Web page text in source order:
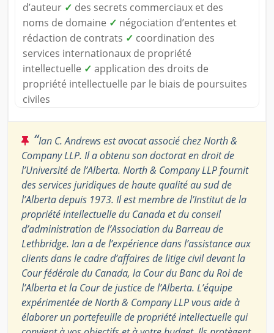
d’auteur ✓ des secrets commerciaux et des
noms de domaine ✓ négociation d’ententes et
rédaction de contrats ✓ coordination des
services internationaux de propriété
intellectuelle ✓ application des droits de
propriété intellectuelle par le biais de poursuites
civiles
“Ian C. Andrews est avocat associé chez North &
Company LLP. Il a obtenu son doctorat en droit de
l’Université de l’Alberta. North & Company LLP fournit
des services juridiques de haute qualité au sud de
l’Alberta depuis 1973. Il est membre de l’Institut de la
propriété intellectuelle du Canada et du conseil
d’administration de l’Association du Barreau de
Lethbridge. Ian a de l’expérience dans l’assistance aux
clients dans le cadre d’affaires de litige civil devant la
Cour fédérale du Canada, la Cour du Banc du Roi de
l’Alberta et la Cour de justice de l’Alberta. L’équipe
expérimentée de North & Company LLP vous aide à
élaborer un portefeuille de propriété intellectuelle qui